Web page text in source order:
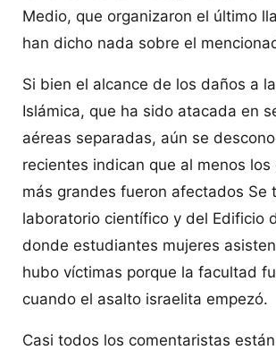
Medio, que organizaron el último
han dicho nada sobre el
Si bien el alcance de los daños a
Islámica, que ha sido atacada en
aéreas separadas, aún se
recientes indican que al menos
más grandes fueron afectados Se
laboratorio científico y del Edificio
donde estudiantes mujeres
hubo víctimas porque la facultad
cuando el asalto israelita empezó.
Casi todos los comentaristas